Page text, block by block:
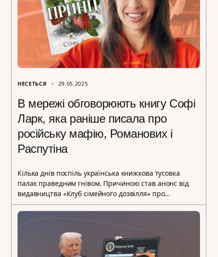
НЕСЕТЬСЯ 29.05.2025
В мережі обговорюють книгу Софі
Ларк, яка раніше писала про
російську мафію, Романових і
Распутіна
Кілька днів поспіль українська книжкова тусовка
палає праведним гнівом. Причиною став анонс від
видавництва «Клуб сімейного дозвілля» про…